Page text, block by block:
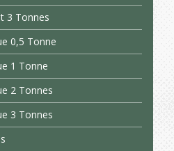
3 Tonnes
0,5 Tonne
1 Tonne
2 Tonnes
3 Tonnes